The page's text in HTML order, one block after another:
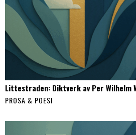
Littestraden: Diktverk av Per Wilhelm
PROSA & POESI